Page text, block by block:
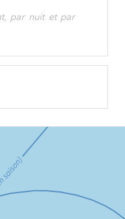
par nuit et par